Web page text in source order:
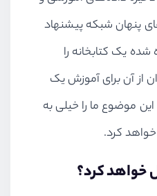
پنهان شبکه پیشنهاد
یک کتابخانه را
آن برای آموزش یک
موضوع ما را خیلی به
کرد.
خواهد کرد؟